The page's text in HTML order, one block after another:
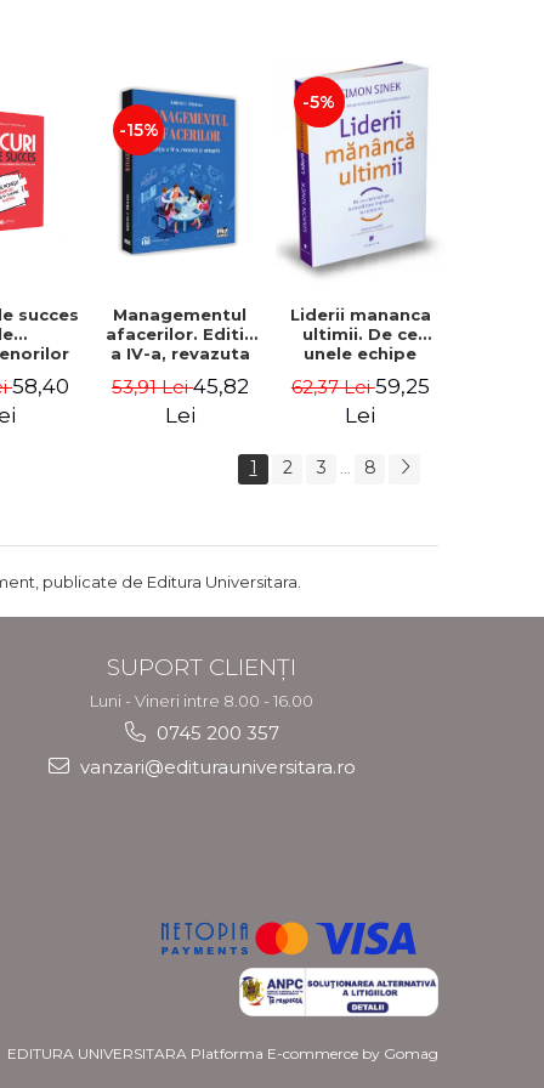
succes
sa-ti
58,40
-15%
Managementul
afacerilor. Editia
a IV-a, revazuta
Gabriel I. Nastase
53,91 Lei45,82
Lei
-5%
Liderii mananca
ultimii. De ce
unele echipe
impreuna, iar
altele nu. Editia a
62,37 Lei59,25
Lei
1 2 3 8
publicate de Editura Universitara.
SUPORT CLIENȚI
Luni - Vineri intre 8.00 - 16.00
0745 200 357
vanzari@editurauniversitara.ro
EDITURA UNIVERSITARA Platforma E-commerce by Gomag